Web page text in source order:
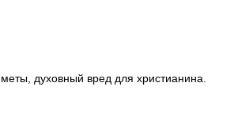
духовный вред для христианина.